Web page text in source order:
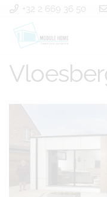
+32 2 669 36 50